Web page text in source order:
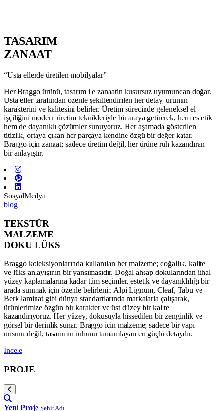
TASARIM
ZANAAT
“Usta ellerde üretilen mobilyalar”
Her Braggo ürünü, tasarım ile zanaatin kusursuz uyumundan doğar.
Usta eller tarafından özenle şekillendirilen her detay, ürünün
karakterini ve kalitesini belirler. Üretim sürecinde geleneksel el
işçiliğini modern üretim teknikleriyle bir araya getirerek, hem estetik
hem de dayanıklı çözümler sunuyoruz. Her aşamada gösterilen
titizlik, ortaya çıkan her parçaya kendine özgü bir değer katar.
Braggo için zanaat; sadece üretim değil, her ürüne ruh kazandıran
bir anlayıştır.
SosyalMedya
blog
TEKSTÜR
MALZEME
DOKU LÜKS
Braggo koleksiyonlarında kullanılan her malzeme; doğallık, kalite
ve lüks anlayışının bir yansımasıdır. Doğal ahşap dokularından ithal
yüzey kaplamalarına kadar tüm seçimler, estetik ve dayanıklılığı bir
arada sunmak için özenle belirlenir. Alpi Lignum, Cleaf, Tabu ve
Berk laminat gibi dünya standartlarında markalarla çalışarak,
ürünlerimize özgün bir karakter ve üst düzey bir kalite
kazandırıyoruz. Her yüzey, dokusuyla hissedilen bir zenginlik ve
görsel bir derinlik sunar. Braggo için malzeme; sadece bir yapı
unsuru değil, tasarımın ruhunu tamamlayan en güçlü detaydır.
İncele
PROJE
Yeni Proje Şehir Adı